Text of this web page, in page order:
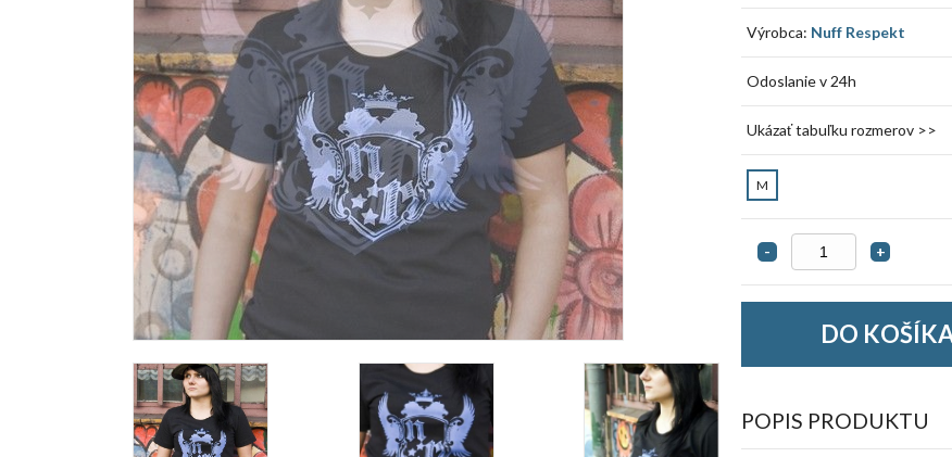
Výrobca: Nuff Respekt
Odoslanie v 24h
Ukázať tabuľku rozmerov >>
M
- +
POPIS PRODUKTU